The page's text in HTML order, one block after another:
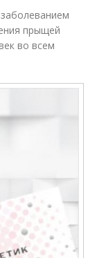
прыщей
во всем